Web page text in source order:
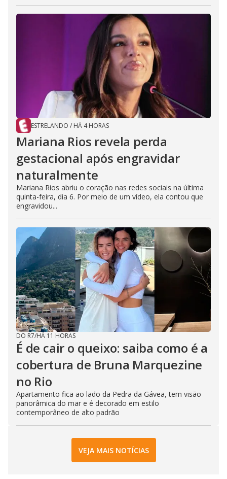
ESTRELANDO / HÁ 4 HORAS
Mariana Rios revela perda
gestacional após engravidar
naturalmente
Mariana Rios abriu o coração nas redes sociais na última
quinta-feira, dia 6. Por meio de um vídeo, ela contou que
engravidou...
DO R7/HÁ 11 HORAS
É de cair o queixo: saiba como é a
cobertura de Bruna Marquezine
no Rio
Apartamento fica ao lado da Pedra da Gávea, tem visão
panorâmica do mar e é decorado em estilo
contemporâneo de alto padrão
VEJA MAIS NOTÍCIAS